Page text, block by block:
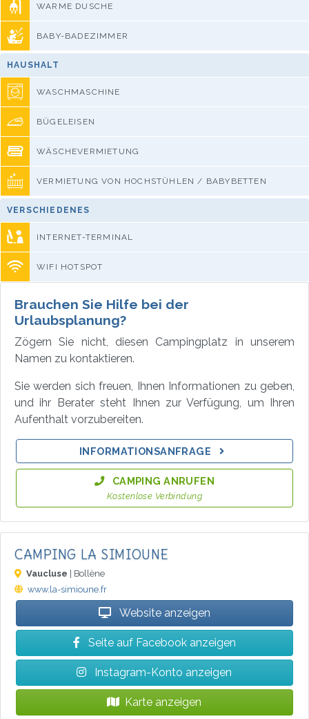
WARME DUSCHE
BABY-BADEZIMMER
HAUSHALT
WASCHMASCHINE
BÜGELEISEN
WÄSCHEVERMIETUNG
VERMIETUNG VON HOCHSTÜHLEN / BABYBETTEN
VERSCHIEDENES
INTERNET-TERMINAL
WIFI HOTSPOT
Brauchen Sie Hilfe bei der
Urlaubsplanung?
Zögern Sie nicht, diesen Campingplatz in unserem
Namen zu kontaktieren.
Sie werden sich freuen, Ihnen Informationen zu geben,
und ihr Berater steht Ihnen zur Verfügung, um Ihren
Aufenthalt vorzubereiten.
INFORMATIONSANFRAGE
CAMPING ANRUFEN
Kostenlose Verbindung
CAMPING LA SIMIOUNE
Vaucluse | Bollène
www.la-simioune.fr
Website anzeigen
Seite auf Facebook anzeigen
Instagram-Konto anzeigen
Karte anzeigen